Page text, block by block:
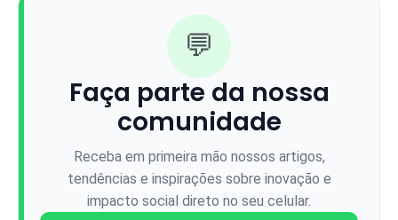
💬
Faça parte da nossa
comunidade
Receba em primeira mão nossos artigos,
tendências e inspirações sobre inovação e
impacto social direto no seu celular.